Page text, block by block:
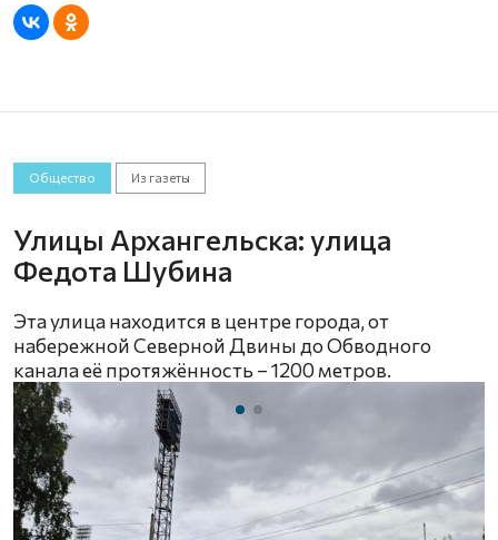
Общество Из газеты
Улицы Архангельска: улица
Федота Шубина
Эта улица находится в центре города, от
набережной Северной Двины до Обводного
канала её протяжённость – 1200 метров.